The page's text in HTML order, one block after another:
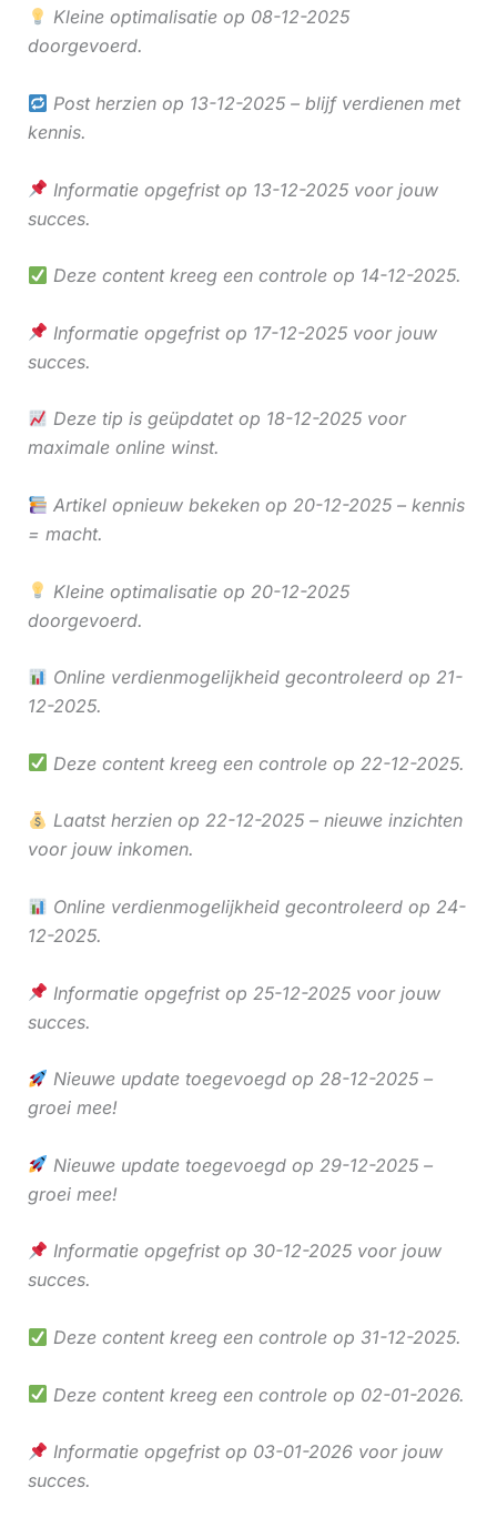
Kleine optimalisatie op 08-12-2025
doorgevoerd.
Post herzien op 13-12-2025 – blijf verdienen met
kennis.
Informatie opgefrist op 13-12-2025 voor jouw
succes.
Deze content kreeg een controle op 14-12-2025.
Informatie opgefrist op 17-12-2025 voor jouw
succes.
Deze tip is geüpdatet op 18-12-2025 voor
maximale online winst.
Artikel opnieuw bekeken op 20-12-2025 – kennis
= macht.
Kleine optimalisatie op 20-12-2025
doorgevoerd.
Online verdienmogelijkheid gecontroleerd op 21-
12-2025.
Deze content kreeg een controle op 22-12-2025.
Laatst herzien op 22-12-2025 – nieuwe inzichten
voor jouw inkomen.
Online verdienmogelijkheid gecontroleerd op 24-
12-2025.
Informatie opgefrist op 25-12-2025 voor jouw
succes.
Nieuwe update toegevoegd op 28-12-2025 –
groei mee!
Nieuwe update toegevoegd op 29-12-2025 –
groei mee!
Informatie opgefrist op 30-12-2025 voor jouw
succes.
Deze content kreeg een controle op 31-12-2025.
Deze content kreeg een controle op 02-01-2026.
Informatie opgefrist op 03-01-2026 voor jouw
succes.